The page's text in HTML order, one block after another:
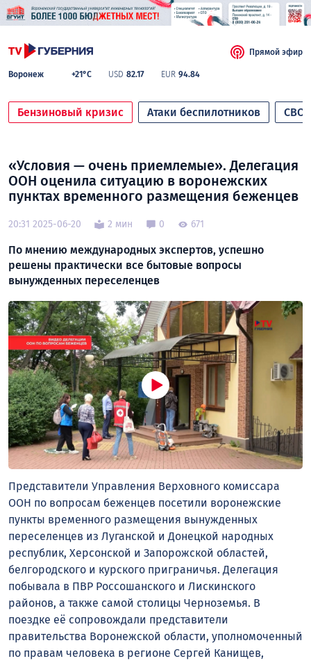
Воронеж +21°C USD 82.17 EUR 94.84
Прямой эфир
Бензиновый кризис Атаки беспилотников СВО
«Условия — очень приемлемые». Делегация
ООН оценила ситуацию в воронежских
пунктах временного размещения беженцев
20:31 2025-06-20 2 мин 0 671
По мнению международных экспертов, успешно
решены практически все бытовые вопросы
вынужденных переселенцев
Представители Управления Верховного комиссара
ООН по вопросам беженцев посетили воронежские
пункты временного размещения вынужденных
переселенцев из Луганской и Донецкой народных
республик, Херсонской и Запорожской областей,
белгородского и курского приграничья. Делегация
побывала в ПВР Россошанского и Лискинского
районов, а также самой столицы Черноземья. В
поездке её сопровождали представители
правительства Воронежской области, уполномоченный
по правам человека в регионе Сергей Канищев,